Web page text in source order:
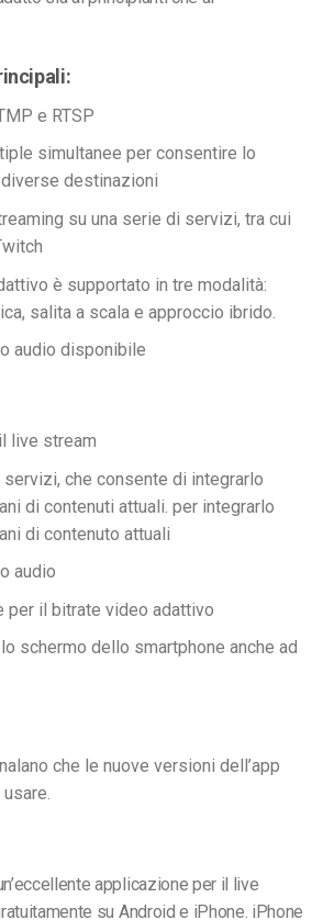
e RTSP
simultanee per consentire lo
destinazioni
su una serie di servizi, tra cui
è supportato in tre modalità:
salita a scala e approccio ibrido.
audio disponibile
live stream
che consente di integrarlo
di contenuti attuali. per integrarlo
di contenuto attuali
audio
per il bitrate video adattivo
schermo dello smartphone anche ad
che le nuove versioni dell’app
applicazione per il live
su Android e iPhone. iPhone